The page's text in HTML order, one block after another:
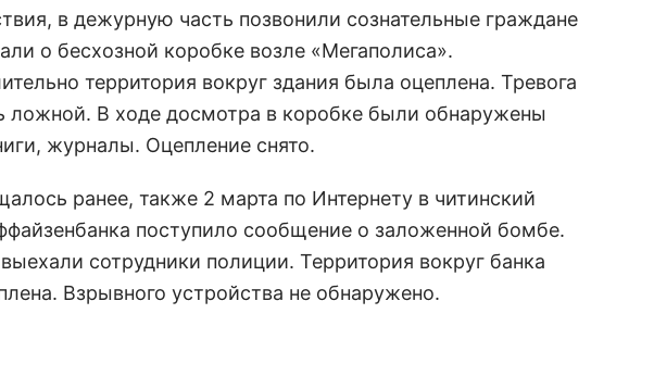
в дежурную часть позвонили сознательные граждане
о бесхозной коробке возле «Мегаполиса».
территория вокруг здания была оцеплена. Тревога
ложной. В ходе досмотра в коробке были обнаружены
журналы. Оцепление снято.
ранее, также 2 марта по Интернету в читинский
поступило сообщение о заложенной бомбе.
сотрудники полиции. Территория вокруг банка
Взрывного устройства не обнаружено.